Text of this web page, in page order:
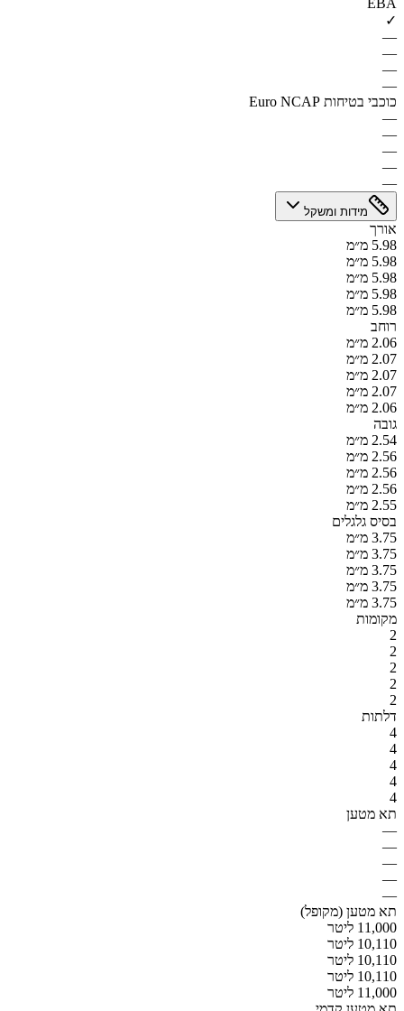
✓
—
—
—
—
כוכבי בטיחות Euro NCAP
—
—
—
—
—
מידות ומשקל
אורך
5.98 מ״מ
5.98 מ״מ
5.98 מ״מ
5.98 מ״מ
5.98 מ״מ
רוחב
2.06 מ״מ
2.07 מ״מ
2.07 מ״מ
2.07 מ״מ
2.06 מ״מ
גובה
2.54 מ״מ
2.56 מ״מ
2.56 מ״מ
2.56 מ״מ
2.55 מ״מ
בסיס גלגלים
3.75 מ״מ
3.75 מ״מ
3.75 מ״מ
3.75 מ״מ
3.75 מ״מ
מקומות
2
2
2
2
2
דלתות
4
4
4
4
4
תא מטען
—
—
—
—
—
תא מטען (מקופל)
11,000 ליטר
10,110 ליטר
10,110 ליטר
10,110 ליטר
11,000 ליטר